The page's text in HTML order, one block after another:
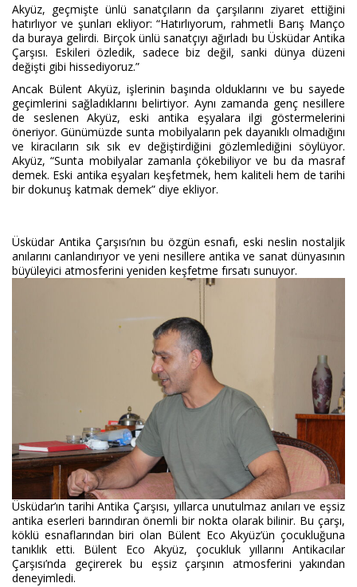
Akyüz, geçmişte ünlü sanatçıların da çarşılarını ziyaret ettiğini
hatırlıyor ve şunları ekliyor: “Hatırlıyorum, rahmetli Barış Manço
da buraya gelirdi. Birçok ünlü sanatçıyı ağırladı bu Üsküdar Antika
Çarşısı. Eskileri özledik, sadece biz değil, sanki dünya düzeni
değişti gibi hissediyoruz.”
Ancak Bülent Akyüz, işlerinin başında olduklarını ve bu sayede
geçimlerini sağladıklarını belirtiyor. Aynı zamanda genç nesillere
de seslenen Akyüz, eski antika eşyalara ilgi göstermelerini
öneriyor. Günümüzde sunta mobilyaların pek dayanıklı olmadığını
ve kiracıların sık sık ev değiştirdiğini gözlemlediğini söylüyor.
Akyüz, “Sunta mobilyalar zamanla çökebiliyor ve bu da masraf
demek. Eski antika eşyaları keşfetmek, hem kaliteli hem de tarihi
bir dokunuş katmak demek” diye ekliyor.
Üsküdar Antika Çarşısı’nın bu özgün esnafı, eski neslin nostaljik
anılarını canlandırıyor ve yeni nesillere antika ve sanat dünyasının
büyüleyici atmosferini yeniden keşfetme fırsatı sunuyor.
Üsküdar’ın tarihi Antika Çarşısı, yıllarca unutulmaz anıları ve eşsiz
antika eserleri barındıran önemli bir nokta olarak bilinir. Bu çarşı,
köklü esnaflarından biri olan Bülent Eco Akyüz’ün çocukluğuna
tanıklık etti. Bülent Eco Akyüz, çocukluk yıllarını Antikacılar
Çarşısı’nda geçirerek bu eşsiz çarşının atmosferini yakından
deneyimledi.